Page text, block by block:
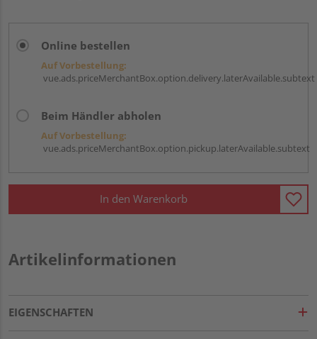
Online bestellen
Auf Vorbestellung:
vue.ads.priceMerchantBox.option.delivery.laterAvailable.subtext
Beim Händler abholen
Auf Vorbestellung:
vue.ads.priceMerchantBox.option.pickup.laterAvailable.subtext
In den Warenkorb
Artikelinformationen
EIGENSCHAFTEN